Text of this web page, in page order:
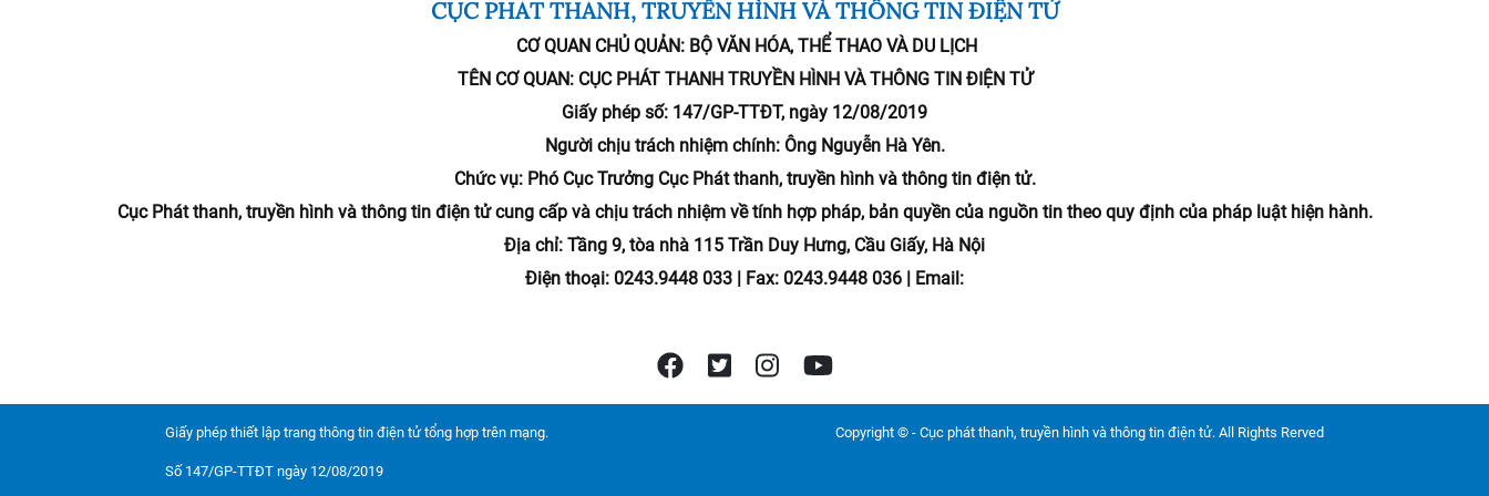
CỤC PHÁT THANH, TRUYỀN HÌNH VÀ THÔNG TIN ĐIỆN TỬ
CƠ QUAN CHỦ QUẢN: BỘ VĂN HÓA, THỂ THAO VÀ DU LỊCH
TÊN CƠ QUAN: CỤC PHÁT THANH TRUYỀN HÌNH VÀ THÔNG TIN ĐIỆN TỬ
Giấy phép số: 147/GP-TTĐT, ngày 12/08/2019
Người chịu trách nhiệm chính: Ông Nguyễn Hà Yên.
Chức vụ: Phó Cục Trưởng Cục Phát thanh, truyền hình và thông tin điện tử.
Cục Phát thanh, truyền hình và thông tin điện tử cung cấp và chịu trách nhiệm về tính hợp pháp, bản quyền của nguồn tin theo quy định của pháp luật hiện hành.
Địa chỉ: Tầng 9, tòa nhà 115 Trần Duy Hưng, Cầu Giấy, Hà Nội
Điện thoại: 0243.9448 033 | Fax: 0243.9448 036 | Email:
Giấy phép thiết lập trang thông tin điện tử tổng hợp trên mạng.
Số 147/GP-TTĐT ngày 12/08/2019
Copyright © - Cục phát thanh, truyền hình và thông tin điện tử. All Rights Rerved